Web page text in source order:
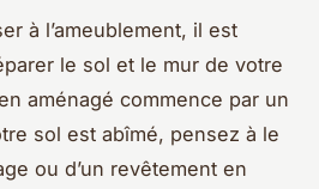
à l’ameublement, il est
le sol et le mur de votre
aménagé commence par un
sol est abîmé, pensez à le
ou d’un revêtement en